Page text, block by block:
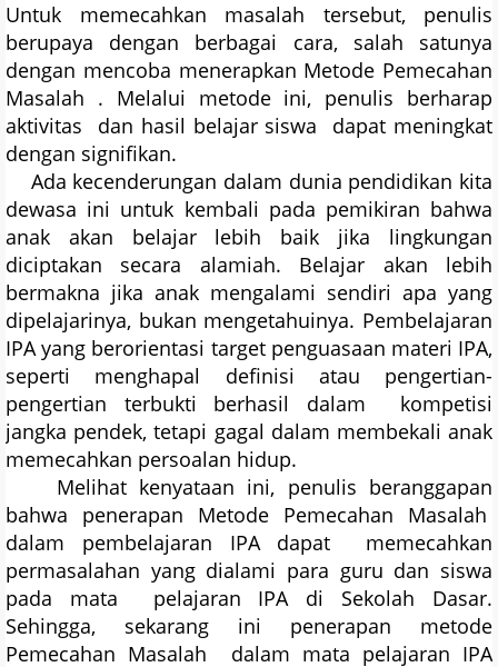
Untuk memecahkan masalah tersebut, penulis
berupaya dengan berbagai cara, salah satunya
dengan mencoba menerapkan Metode Pemecahan
Masalah . Melalui metode ini, penulis berharap
aktivitas dan hasil belajar siswa dapat meningkat
dengan signifikan.
Ada kecenderungan dalam dunia pendidikan kita
dewasa ini untuk kembali pada pemikiran bahwa
anak akan belajar lebih baik jika lingkungan
diciptakan secara alamiah. Belajar akan lebih
bermakna jika anak mengalami sendiri apa yang
dipelajarinya, bukan mengetahuinya. Pembelajaran
IPA yang berorientasi target penguasaan materi IPA,
seperti menghapal definisi atau pengertian-
pengertian terbukti berhasil dalam kompetisi
jangka pendek, tetapi gagal dalam membekali anak
memecahkan persoalan hidup.
Melihat kenyataan ini, penulis beranggapan
bahwa penerapan Metode Pemecahan Masalah
dalam pembelajaran IPA dapat memecahkan
permasalahan yang dialami para guru dan siswa
pada mata pelajaran IPA di Sekolah Dasar.
Sehingga, sekarang ini penerapan metode
Pemecahan Masalah dalam mata pelajaran IPA